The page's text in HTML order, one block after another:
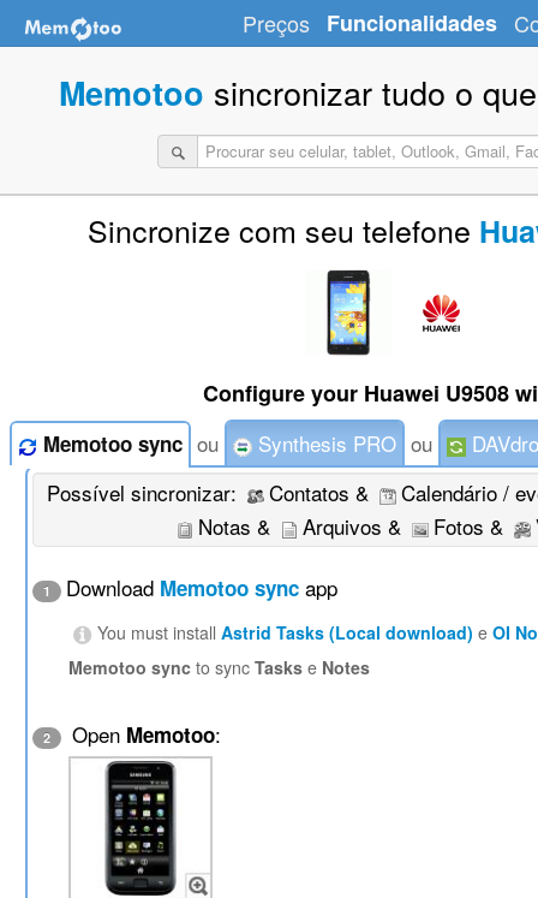
Preços Funcionalidades
Memotoo sincronizar tudo o
Sincronize com seu telefone
Configure your Huawei U9508
Memotoo sync ou Synthesis PRO ou
Possível sincronizar:
Contatos &
Calendário /
Notas &
Arquivos & Fotos &
1 Download Memotoo sync app
You must installAstrid Tasks (Local download) eOI
Memotoo sync to syncTasks e Notes
2 Open Memotoo: